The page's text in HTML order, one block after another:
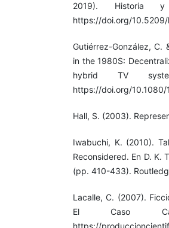
2019). Historia y
https://doi.org/
Gutiérrez-González, C.
in the 1980S:
hybrid TV
https://doi.org/
Hall, S. (2003).
Iwabuchi, K. (2010).
Reconsidered. En D. K.
(pp. 410-433).
Lacalle, C. (2007).
El Caso